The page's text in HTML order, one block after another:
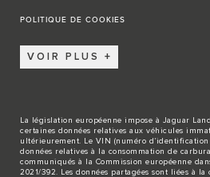
POLITIQUE DE COOKIES
VOIR PLUS
La législation européenne impose à Jaguar
certaines données relatives aux véhicules
ultérieurement. Le VIN (numéro
données relatives à la consommation de
communiqués à la Commission européenne
2021/392. Les données partagées sont liées à